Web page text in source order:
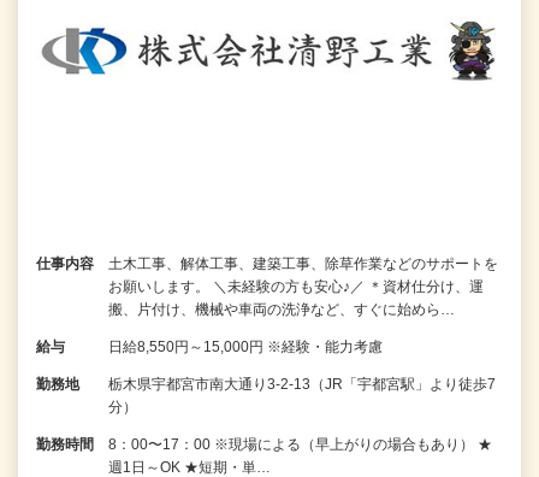
仕事内容
土木工事、解体工事、建築工事、除草作業などのサポートを
お願いします。 ＼未経験の方も安心♪／ ＊資材仕分け、運
搬、片付け、機械や車両の洗浄など、すぐに始めら…
給与 日給8,550円～15,000円 ※経験・能力考慮
勤務地
栃木県宇都宮市南大通り3-2-13（JR「宇都宮駅」より徒歩7
分）
勤務時間
8：00〜17：00 ※現場による（早上がりの場合もあり） ★
週1日～OK ★短期・単…